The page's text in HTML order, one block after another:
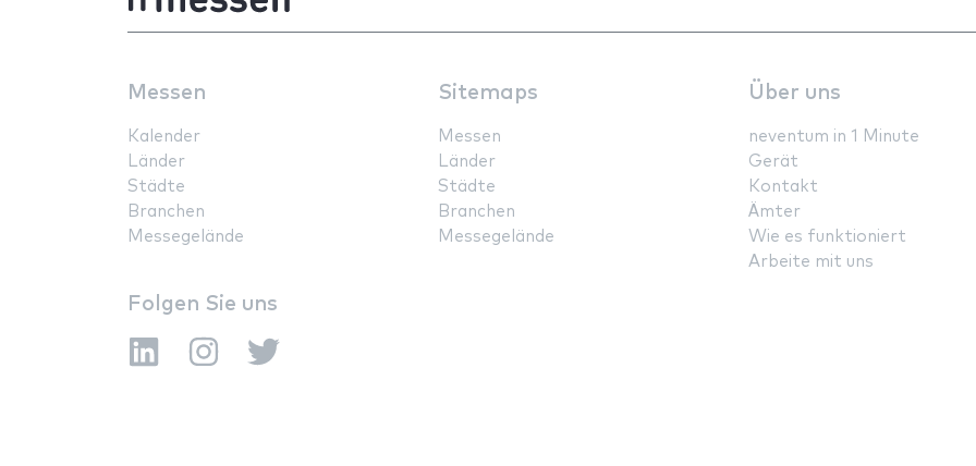
Messen
Kalender
Länder
Städte
Branchen
Messegelände
Sitemaps
Messen
Länder
Städte
Branchen
Messegelände
Über uns
neventum in 1 Minute
Gerät
Kontakt
Ämter
Wie es funktioniert
Arbeite mit uns
Folgen Sie uns